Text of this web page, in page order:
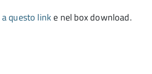
a questo link e nel box download.